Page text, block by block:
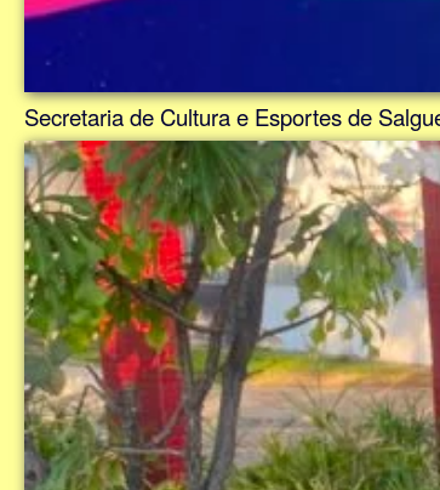
Secretaria de Cultura e Esportes de